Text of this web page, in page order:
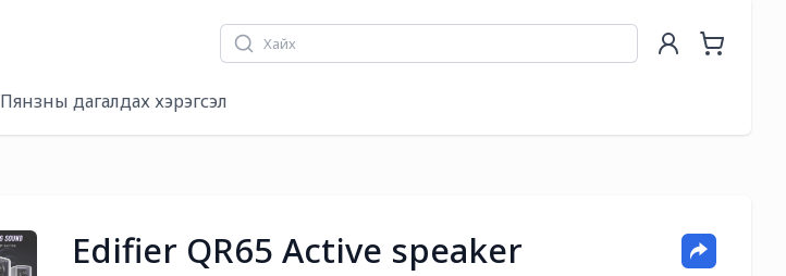
Пянзны дагалдах хэрэгсэл
Edifier QR65 Active speaker